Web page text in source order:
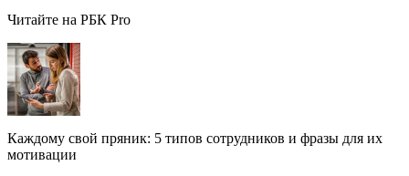
Читайте на РБК Pro
Каждому свой пряник: 5 типов сотрудников и фразы для их
мотивации